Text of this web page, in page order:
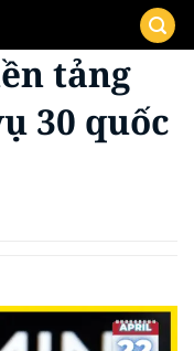
tảng
30 quốc